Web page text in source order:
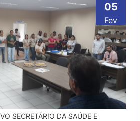
05
Fev
SECRETÁRIO DA SAÚDE E